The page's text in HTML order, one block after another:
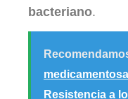
bacteriano.
Resistencia a